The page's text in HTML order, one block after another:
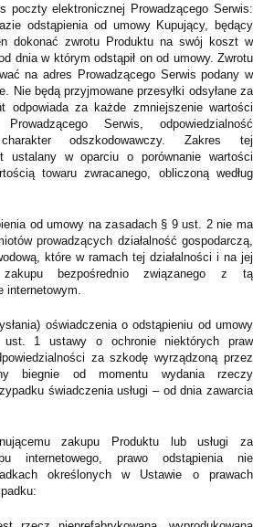
poczty elektronicznej Prowadzącego Serwis:
odstąpienia od umowy Kupujący, będący
dokonać zwrotu Produktu na swój koszt w
dnia w którym odstąpił on od umowy. Zwrotu
na adres Prowadzącego Serwis podany w
Nie będą przyjmowane przesyłki odsyłane za
odpowiada za każde zmniejszenie wartości
Serwis, odpowiedzialność
odszkodowawczy. Zakres tej
ustalany w oparciu o porównanie wartości
towaru zwracanego, obliczoną według
od umowy na zasadach § 9 ust. 2 nie ma
prowadzących działalność gospodarczą,
które w ramach tej działalności i na jej
bezpośrednio związanego z tą
internetowym.
oświadczenia o odstąpieniu od umowy
1 ustawy o ochronie niektórych praw
za szkodę wyrządzoną przez
biegnie od momentu wydania rzeczy
świadczenia usługi – od dnia zawarcia
zakupu Produktu lub usługi za
internetowego, prawo odstąpienia nie
określonych w Ustawie o prawach